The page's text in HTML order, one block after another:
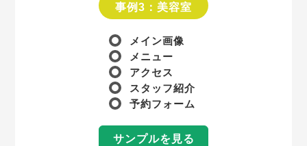
事例3：美容室
メイン画像
メニュー
アクセス
スタッフ紹介
予約フォーム
サンプルを見る